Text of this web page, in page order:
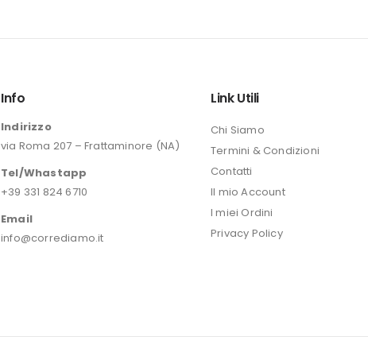
era:
Info
Indirizzo
via Roma 207 – Frattaminore (NA)
Tel/Whastapp
+39 331 824 6710
Email
info@corrediamo.it
Link Utili
Chi Siamo
Termini & Condizioni
Contatti
Il mio Account
I miei Ordini
Privacy Policy